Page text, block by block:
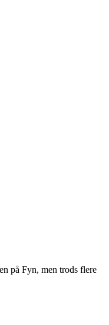
på Fyn, men trods flere